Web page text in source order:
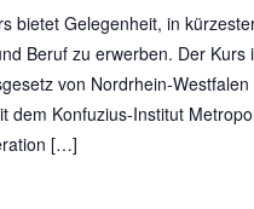
bietet Gelegenheit, in
Beruf zu erwerben. Der Kurs
von Nordrhein-Westfalen
dem Konfuzius-Institut
[…]